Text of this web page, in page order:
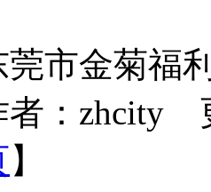
莞市金菊福
者：zhcity
】